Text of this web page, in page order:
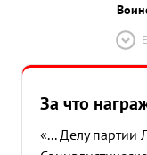
За что
«... Делу